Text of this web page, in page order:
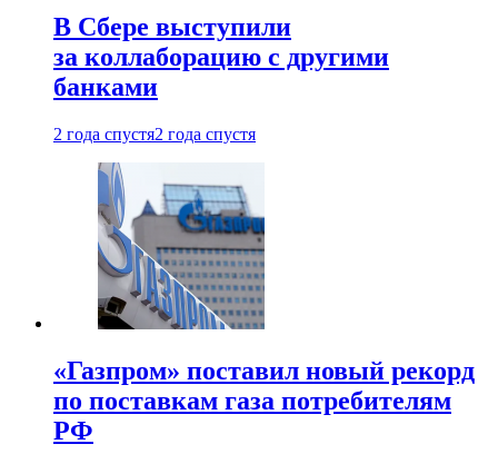
В Сбере выступили
за коллаборацию с другими
банками
2 года спустя2 года спустя
«Газпром» поставил новый рекорд
по поставкам газа потребителям
РФ